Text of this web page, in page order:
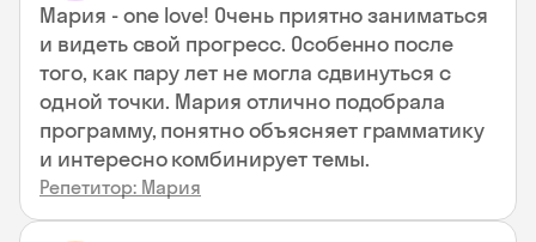
Мария - one love! Очень приятно заниматься
и видеть свой прогресс. Особенно после
того, как пару лет не могла сдвинуться с
одной точки. Мария отлично подобрала
программу, понятно объясняет грамматику
и интересно комбинирует темы.
Репетитор: Мария